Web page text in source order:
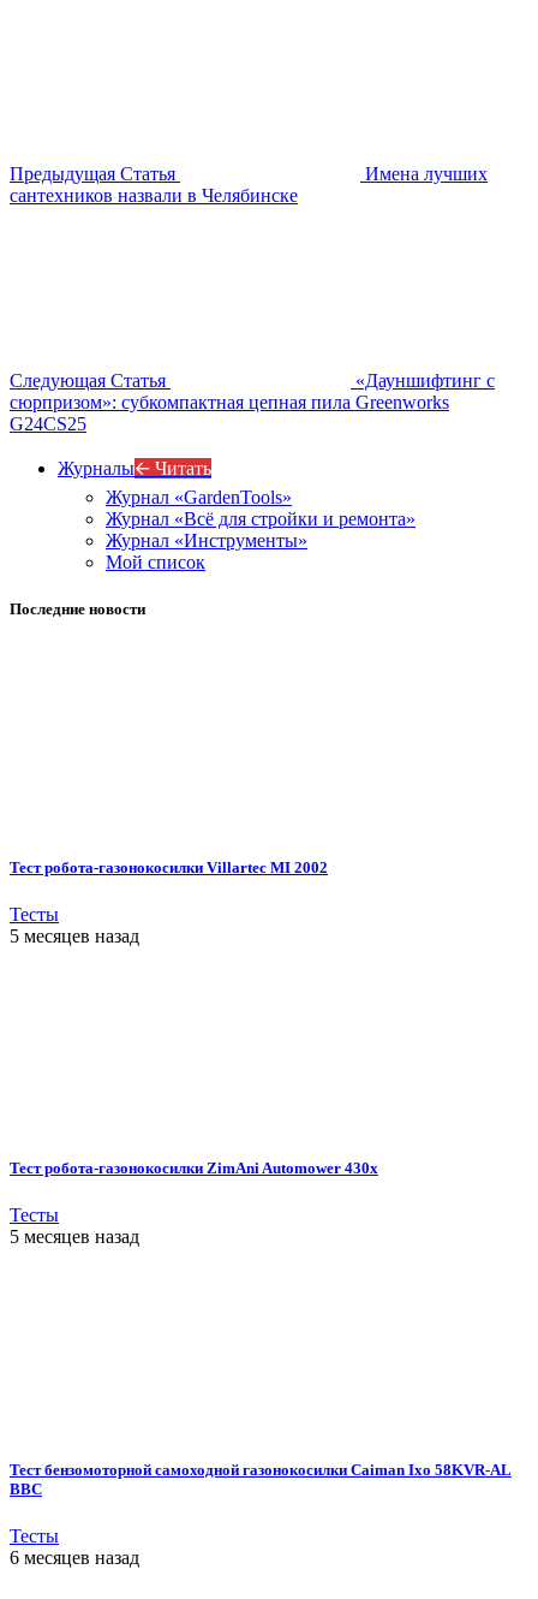
Предыдущая Статья
Имена лучших
сантехников назвали в Челябинске
Следующая Статья
«Дауншифтинг с
сюрпризом»: субкомпактная цепная пила Greenworks
G24CS25
Журналы🡨 Читать
Журнал «GardenTools»
Журнал «Всё для стройки и ремонта»
Журнал «Инструменты»
Мой список
Последние новости
Тест робота-газонокосилки Villartec MI 2002
Тесты
5 месяцев назад
Тест робота-газонокосилки ZimAni Automower 430х
Тесты
5 месяцев назад
Тест бензомоторной самоходной газонокосилки Caiman Ixo 58KVR-AL
BBC
Тесты
6 месяцев назад